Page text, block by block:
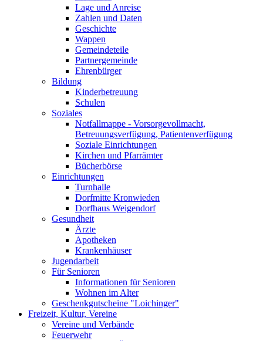
Lage und Anreise
Zahlen und Daten
Geschichte
Wappen
Gemeindeteile
Partnergemeinde
Ehrenbürger
Bildung
Kinderbetreuung
Schulen
Soziales
Notfallmappe - Vorsorgevollmacht,
Betreuungsverfügung, Patientenverfügung
Soziale Einrichtungen
Kirchen und Pfarrämter
Bücherbörse
Einrichtungen
Turnhalle
Dorfmitte Kronwieden
Dorfhaus Weigendorf
Gesundheit
Ärzte
Apotheken
Krankenhäuser
Jugendarbeit
Für Senioren
Informationen für Senioren
Wohnen im Alter
Geschenkgutscheine "Loichinger"
Freizeit, Kultur, Vereine
Vereine und Verbände
Feuerwehr